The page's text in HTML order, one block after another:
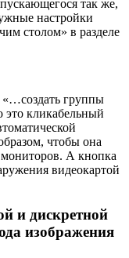
так же,
настройки
столом» в разделе
группы
кликабельный
чтобы она
А кнопка
видеокартой
и дискретной
изображения